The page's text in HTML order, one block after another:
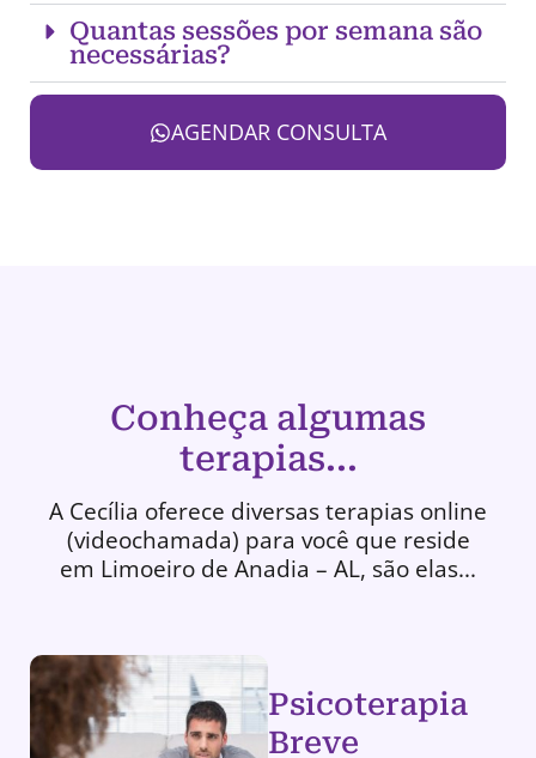
Quantas sessões por semana são
necessárias?
AGENDAR CONSULTA
Conheça algumas
terapias...
A Cecília oferece diversas terapias online
(videochamada) para você que reside
em Limoeiro de Anadia – AL, são elas...
Psicoterapia
Breve